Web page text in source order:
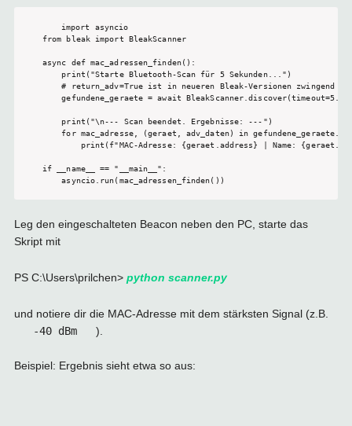
import asyncio
from bleak import BleakScanner
async def mac_adressen_finden():
    print("Starte Bluetooth-Scan für 5 Sekunden...")
# return_adv=True ist in neueren Bleak-Versionen zwingend
gefundene_geraete = await
    print("\n--- Scan beendet. Ergebnisse: ---")
for mac_adresse, (geraet, adv_daten) in
print(f"MAC-Adresse: {geraet.address} | Name:
if __name__ == "__main__":
    asyncio.run(mac_adressen_finden())
Leg den eingeschalteten Beacon neben den PC, starte das
Skript mit
PS C:\Users\prilchen> python scanner.py
und notiere dir die MAC-Adresse mit dem stärksten Signal (z.B.
-40 dBm
).
Beispiel: Ergebnis sieht etwa so aus: